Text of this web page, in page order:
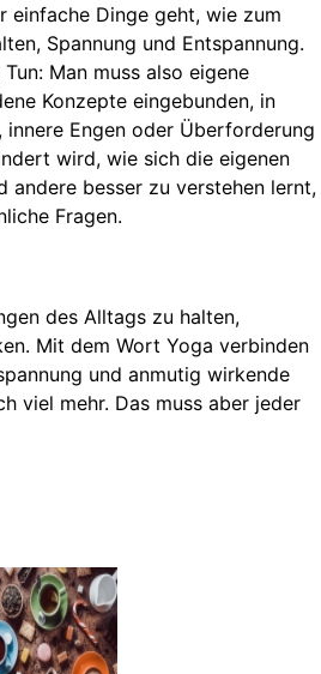
einfache Dinge geht, wie zum
Spannung und Entspannung.
Man muss also eigene
Konzepte eingebunden, in
Engen oder Überforderung
wird, wie sich die eigenen
andere besser zu verstehen lernt,
Fragen.
des Alltags zu halten,
Mit dem Wort Yoga verbinden
und anmutig wirkende
viel mehr. Das muss aber jeder